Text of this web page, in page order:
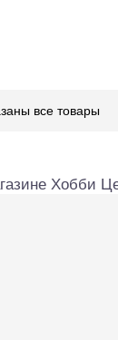
все товары
Хобби